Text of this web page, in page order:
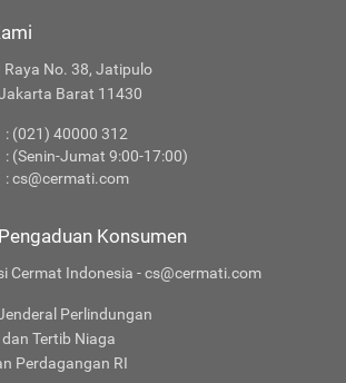
Raya No. 38, Jatipulo
Barat 11430
: (021) 40000 312
: (Senin-Jumat 9:00-17:00)
:cs@cermati.com
Konsumen
Cermat Indonesia - cs@cermati.com
Perlindungan
Tertib Niaga
Perdagangan RI